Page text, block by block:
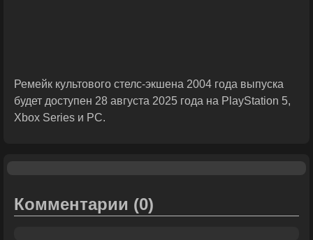
Ремейк культового стелс-экшена 2004 года выпуска
будет доступен 28 августа 2025 года на PlayStation 5,
Xbox Series и PC.
Комментарии (0)